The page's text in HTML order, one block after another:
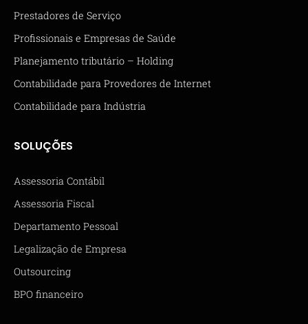
Prestadores de Serviço
Profissionais e Empresas de Saúde
Planejamento tributário – Holding
Contabilidade para Provedores de Internet
Contabilidade para Indústria
SOLUÇÕES
Assessoria Contábil
Assessoria Fiscal
Departamento Pessoal
Legalização de Empresa
Outsourcing
BPO financeiro